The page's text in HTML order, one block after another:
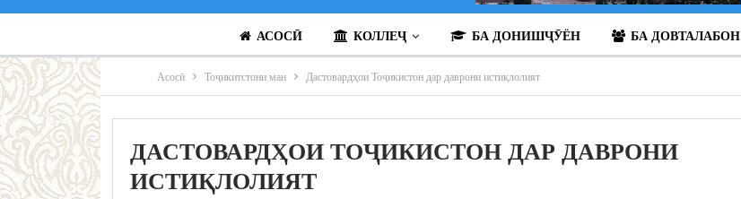
АСОСӢ КОЛЛЕҶ БА ДОНИШҶӮЁН БА ДОВТАЛАБОН
Асосӣ Тоҷикитстони ман Дастовардҳои Тоҷикистон дар даврони истиқлолият
ДАСТОВАРДҲОИ ТОҶИКИСТОН ДАР ДАВРОНИ
ИСТИҚЛОЛИЯТ